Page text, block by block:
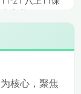
第二课时
29 八上 愚公
核心，聚焦